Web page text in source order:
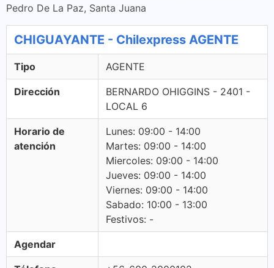
Pedro De La Paz, Santa Juana
CHIGUAYANTE - Chilexpress AGENTE
Tipo AGENTE
Dirección
BERNARDO OHIGGINS - 2401 -
LOCAL 6
Horario de
atención
Lunes: 09:00 - 14:00
Martes: 09:00 - 14:00
Miercoles: 09:00 - 14:00
Jueves: 09:00 - 14:00
Viernes: 09:00 - 14:00
Sabado: 10:00 - 13:00
Festivos: -
Agendar